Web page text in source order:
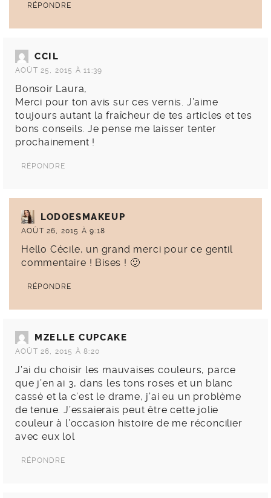
RÉPONDRE
CCIL
AOÛT 25, 2015 À 11:39
Bonsoir Laura,
Merci pour ton avis sur ces vernis. J’aime
toujours autant la fraîcheur de tes articles et tes
bons conseils. Je pense me laisser tenter
prochainement !
RÉPONDRE
LODOESMAKEUP
AOÛT 26, 2015 À 9:18
Hello Cécile, un grand merci pour ce gentil
commentaire ! Bises ! 🙂
RÉPONDRE
MZELLE CUPCAKE
AOÛT 26, 2015 À 8:20
J’ai du choisir les mauvaises couleurs, parce
que j’en ai 3, dans les tons roses et un blanc
cassé et la c’est le drame, j’ai eu un problème
de tenue. J’essaierais peut être cette jolie
couleur à l’occasion histoire de me réconcilier
avec eux lol
RÉPONDRE